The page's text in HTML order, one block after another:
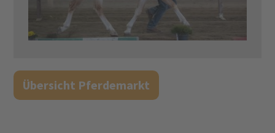
Übersicht Pferdemarkt